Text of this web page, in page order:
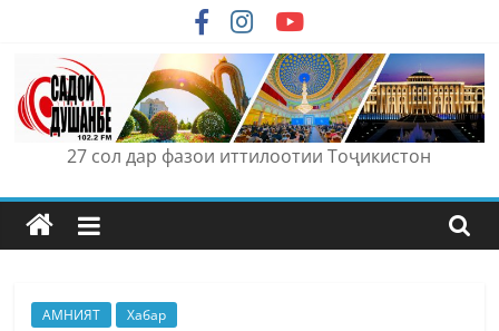
content
27 сол дар фазои иттилоотии Тоҷикистон
АМНИЯТ Хабар